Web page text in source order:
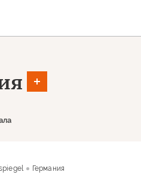
Германия